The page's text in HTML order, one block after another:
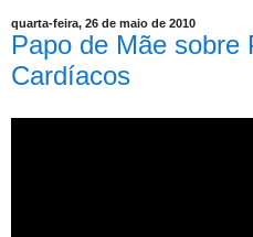
quarta-feira, 26 de maio de 2010
Papo de Mãe sobre
Cardíacos